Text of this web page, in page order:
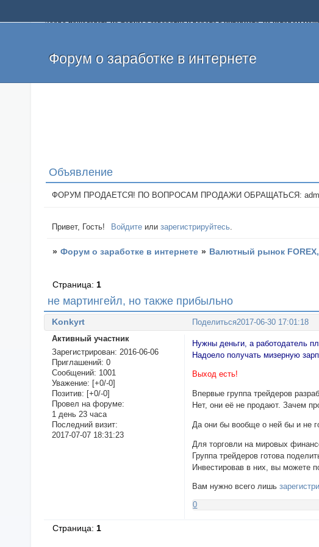
Добро пожаловать на форум о заработке и работе в интернете, на котором
и оставлять свои отзывы. Если вы знаете, что определенный проект или сайт
легкие деньги без вложений и регистрации уже сегодня. Создавайте новые
Форум о заработке в интернете
Объявление
ФОРУМ ПРОДАЕТСЯ! ПО ВОПРОСАМ ПРОДАЖИ ОБРАЩАТЬСЯ:
Привет, Гость! Войдите илизарегистрируйтесь.
» Форум о заработке в интернете » Валютный рынок
не мартингейл, но также прибыльно
Страница: 1
Поделиться2017-06-30 17:01:18
Konkyrt
Активный участник
Зарегистрирован: 2016-06-06
Приглашений: 0
Сообщений: 1001
Уважение: [+0/-0]
Позитив: [+0/-0]
Провел на форуме:
1 день 23 часа
Последний визит:
2017-07-07 18:31:23
Нужны деньги, а работодатель
Надоело получать мизерную
Выход есть!
Впервые группа трейдеров
Нет, они её не продают. Зачем
Да они бы вообще о ней бы и не
Для торговли на мировых
Группа трейдеров готова
Инвестировав в них, вы можете
Вам нужно всего лишь
0
Страница:1